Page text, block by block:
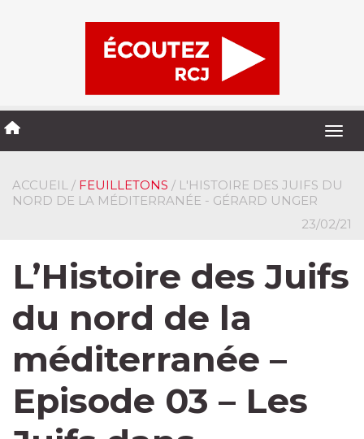
ACCUEIL / FEUILLETONS / L'HISTOIRE DES JUIFS DU
NORD DE LA MÉDITERRANÉE - GÉRARD UNGER
23/02/21
L’Histoire des Juifs
du nord de la
méditerranée –
Episode 03 – Les